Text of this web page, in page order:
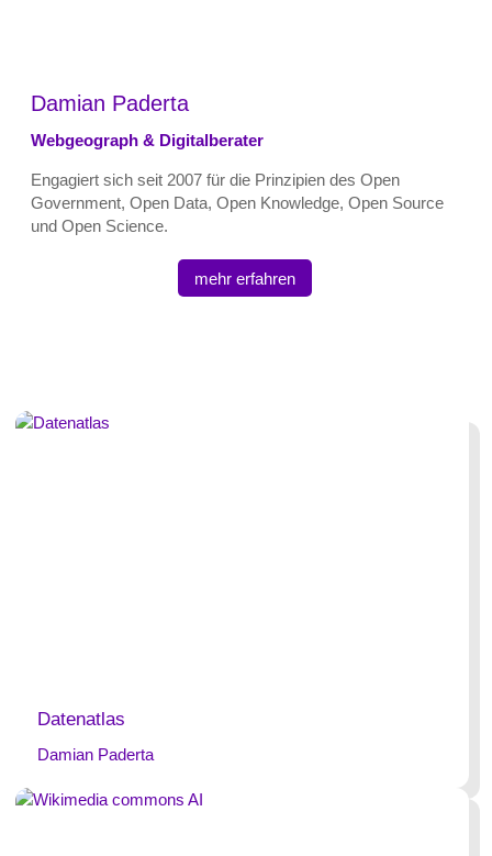
Damian Paderta
Webgeograph & Digitalberater
Engagiert sich seit 2007 für die Prinzipien des Open
Government, Open Data, Open Knowledge, Open Source
und Open Science.
mehr erfahren
Datenatlas
Damian Paderta